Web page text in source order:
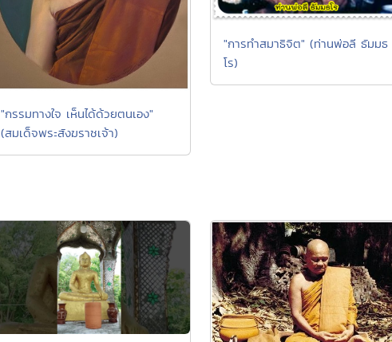
"กรรมทางใจ เห็นได้ด้วยตนเอง"
(สมเด็จพระสังฆราชเจ้า)
"การทำสมาธิจิต" (ท่านพ่อลี ธัมมธ
โร)